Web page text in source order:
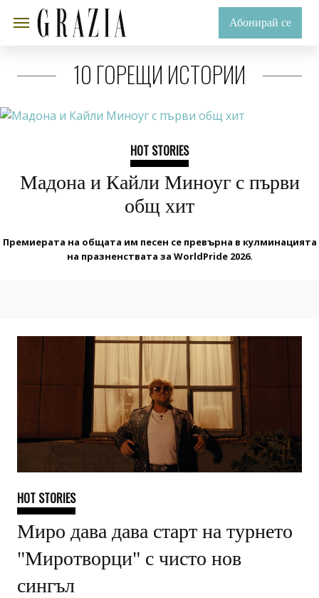
Абонирай се
10 ГОРЕЩИ ИСТОРИИ
HOT STORIES
Мадона и Кайли Миноуг с първи
общ хит
Премиерата на общата им песен се превърна в кулминацията
на празненствата за WorldPride 2026.
HOT STORIES
Миро дава дава старт на турнето
"Миротворци" с чисто нов
сингъл